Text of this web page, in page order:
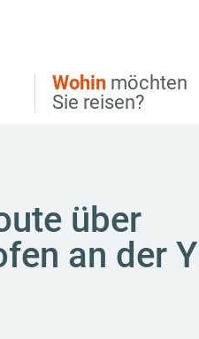
Wohin möchten
Sie reisen?
über
an der